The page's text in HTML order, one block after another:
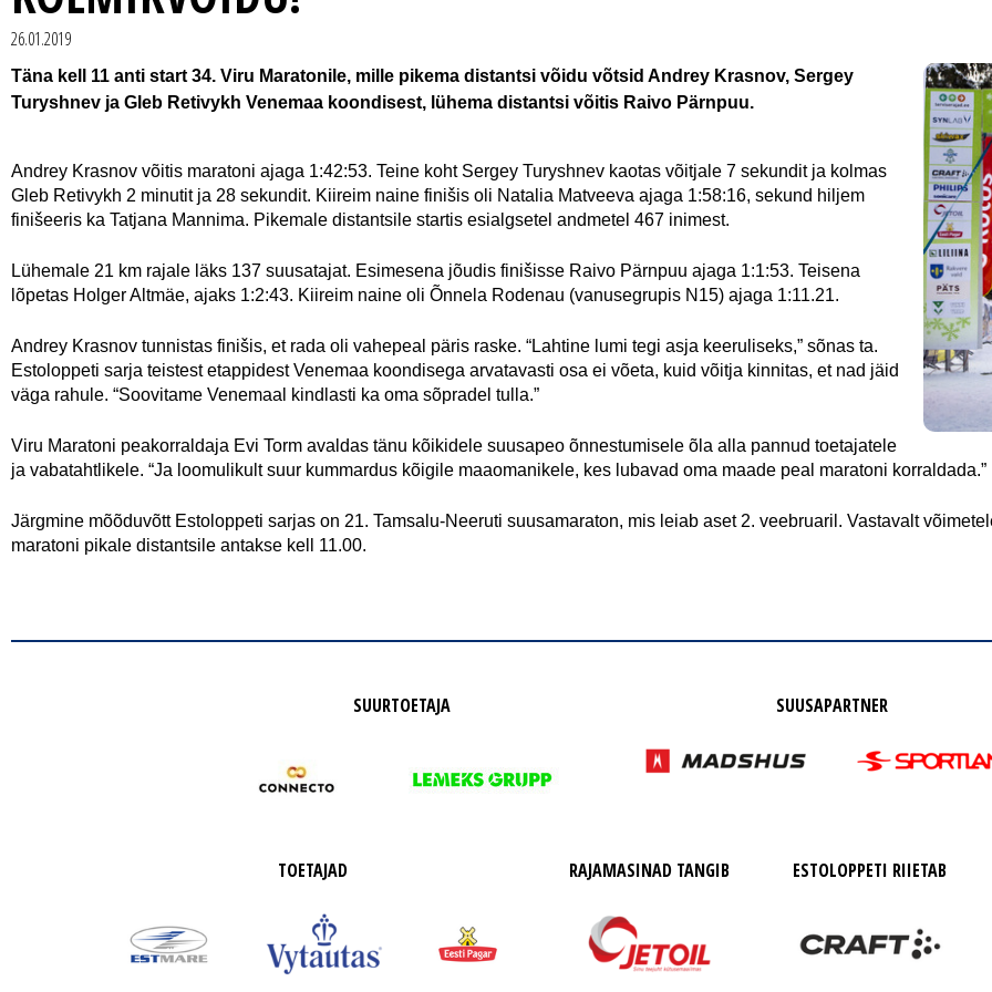
26.01.2019
Täna kell 11 anti start 34. Viru Maratonile, mille pikema distantsi võidu võtsid Andrey Krasnov, Sergey
Turyshnev ja Gleb Retivykh Venemaa koondisest, lühema distantsi võitis Raivo Pärnpuu.
Andrey Krasnov võitis maratoni ajaga 1:42:53. Teine koht Sergey Turyshnev kaotas võitjale 7 sekundit ja kolmas
Gleb Retivykh 2 minutit ja 28 sekundit. Kiireim naine finišis oli Natalia Matveeva ajaga 1:58:16, sekund hiljem
finišeeris ka Tatjana Mannima. Pikemale distantsile startis esialgsetel andmetel 467 inimest.
Lühemale 21 km rajale läks 137 suusatajat. Esimesena jõudis finišisse Raivo Pärnpuu ajaga 1:1:53. Teisena
lõpetas Holger Altmäe, ajaks 1:2:43. Kiireim naine oli Õnnela Rodenau (vanusegrupis N15) ajaga 1:11.21.
Andrey Krasnov tunnistas finišis, et rada oli vahepeal päris raske. “Lahtine lumi tegi asja keeruliseks,” sõnas ta.
Estoloppeti sarja teistest etappidest Venemaa koondisega arvatavasti osa ei võeta, kuid võitja kinnitas, et nad jäid
väga rahule. “Soovitame Venemaal kindlasti ka oma sõpradel tulla.”
Viru Maratoni peakorraldaja Evi Torm avaldas tänu kõikidele suusapeo õnnestumisele õla alla pannud toetajatele
ja vabatahtlikele. “Ja loomulikult suur kummardus kõigile maaomanikele, kes lubavad oma maade peal maratoni korraldada.”
Järgmine mõõduvõtt Estoloppeti sarjas on 21. Tamsalu-Neeruti suusamaraton, mis leiab aset 2. veebruaril. Vastavalt
maratoni pikale distantsile antakse kell 11.00.
SUURTOETAJA SUUSAPARTNER
TOETAJAD RAJAMASINAD TANGIB ESTOLOPPETI RIIETAB